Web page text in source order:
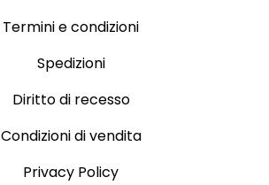
Termini e condizioni
Spedizioni
Diritto di recesso
Condizioni di vendita
Privacy Policy